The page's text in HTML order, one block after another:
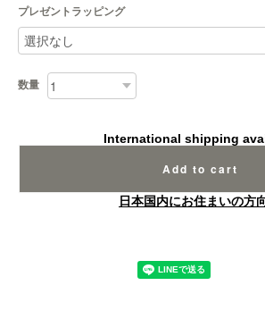
プレゼントラッピング
数量
International shipping
Add to cart
日本国内にお住まいの方